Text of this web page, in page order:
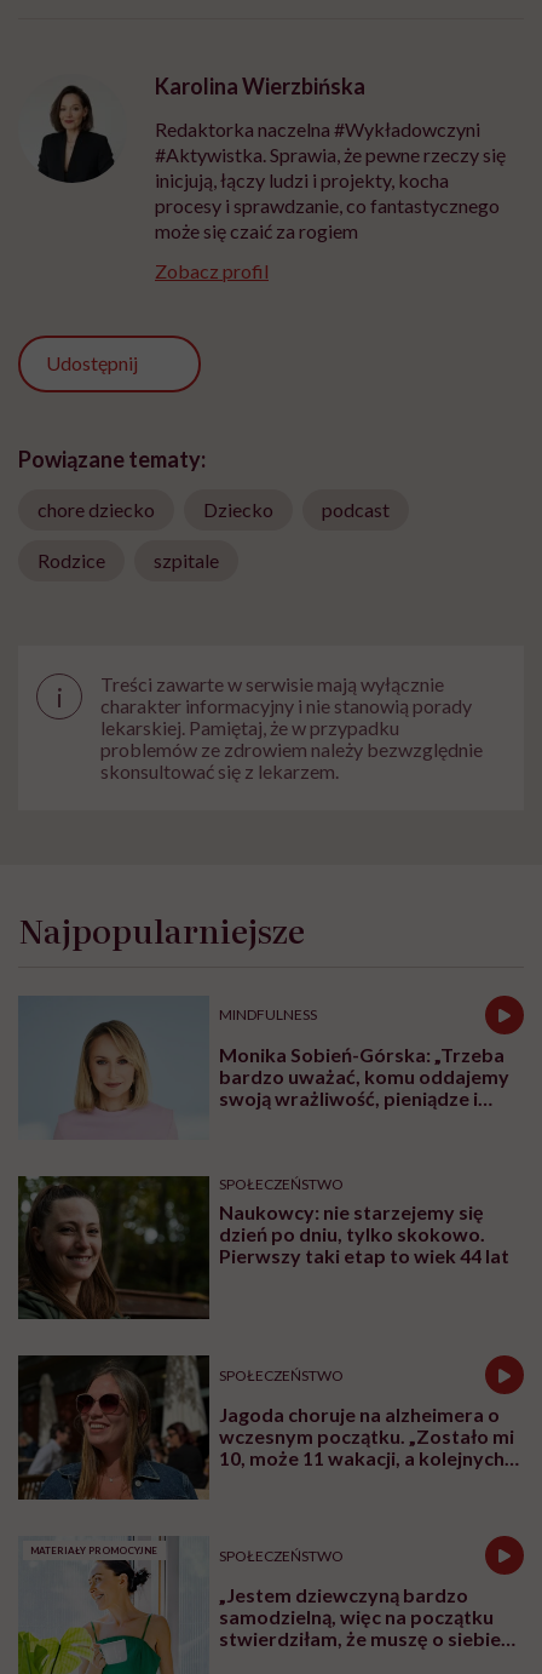
Karolina Wierzbińska
Redaktorka naczelna #Wykładowczyni
#Aktywistka. Sprawia, że pewne rzeczy się
inicjują, łączy ludzi i projekty, kocha
procesy i sprawdzanie, co fantastycznego
może się czaić za rogiem
Zobacz profil
Udostępnij
Powiązane tematy:
chore dziecko Dziecko podcast
Rodzice szpitale
i
Treści zawarte w serwisie mają wyłącznie
charakter informacyjny i nie stanowią porady
lekarskiej. Pamiętaj, że w przypadku
problemów ze zdrowiem należy bezwzględnie
skonsultować się z lekarzem.
Najpopularniejsze
MINDFULNESS
Monika Sobień-Górska: „Trzeba
bardzo uważać, komu oddajemy
swoją wrażliwość, pieniądze i
SPOŁECZEŃSTWO
Naukowcy: nie starzejemy się
dzień po dniu, tylko skokowo.
Pierwszy taki etap to wiek 44 lat
SPOŁECZEŃSTWO
Jagoda choruje na alzheimera o
wczesnym początku. „Zostało mi
10, może 11 wakacji, a kolejnych
MATERIAŁY PROMOCYJNE SPOŁECZEŃSTWO
„Jestem dziewczyną bardzo
samodzielną, więc na początku
stwierdziłam, że muszę o siebie